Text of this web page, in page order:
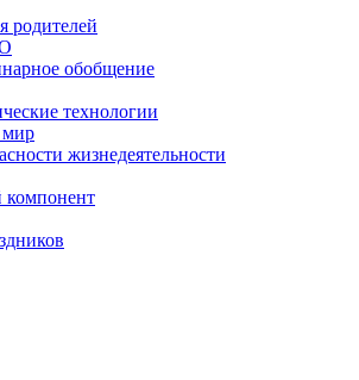
родителей
обобщение
технологии
жизнедеятельности
компонент